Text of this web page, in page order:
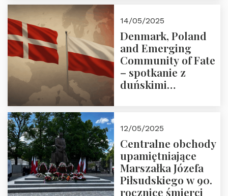
14/05/2025
Denmark, Poland
and Emerging
Community of Fate
– spotkanie z
duńskimi
12/05/2025
Centralne obchody
upamiętniające
Marszałka Józefa
Piłsudskiego w 90.
rocznicę śmierci